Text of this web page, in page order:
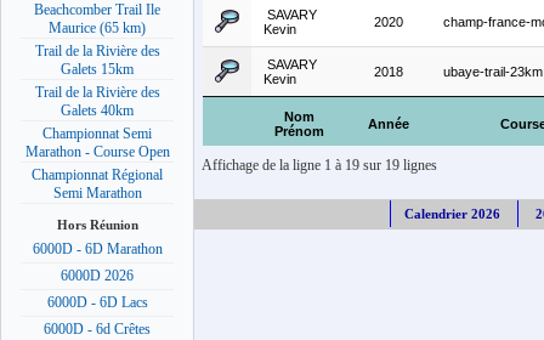
Beachcomber Trail Ile
Maurice (65 km)
Trail de la Rivière des
Galets 15km
Trail de la Rivière des
Galets 40km
Championnat Semi
Marathon - Course Open
Championnat Régional
Semi Marathon
Hors Réunion
6000D - 6D Marathon
6000D 2026
6000D - 6D Lacs
6000D - 6d Crêtes
Nom
Prénom
Année
SAVARY
Kevin
2020 champ-france-
SAVARY
Kevin
2018 ubaye-trail-23km
Affichage de la ligne 1 à 19 sur 19 lignes
Calendrier 2026